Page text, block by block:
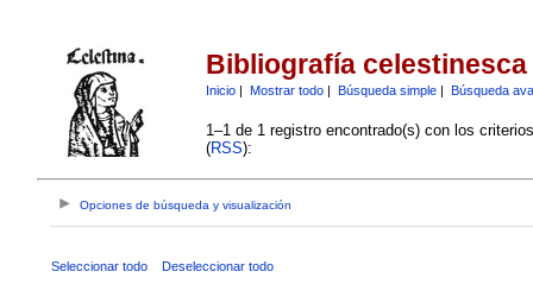
Bibliografía celestinesca
Inicio| Mostrar todo| Búsqueda simple| Búsqueda
1–1 de 1 registro encontrado(s) con los
(RSS):
Opciones de búsqueda y visualización
Seleccionar todo Deseleccionar todo